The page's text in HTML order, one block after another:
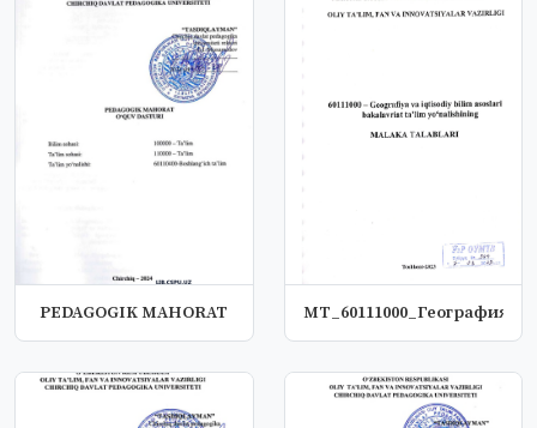
PEDAGOGIK MAHORAT